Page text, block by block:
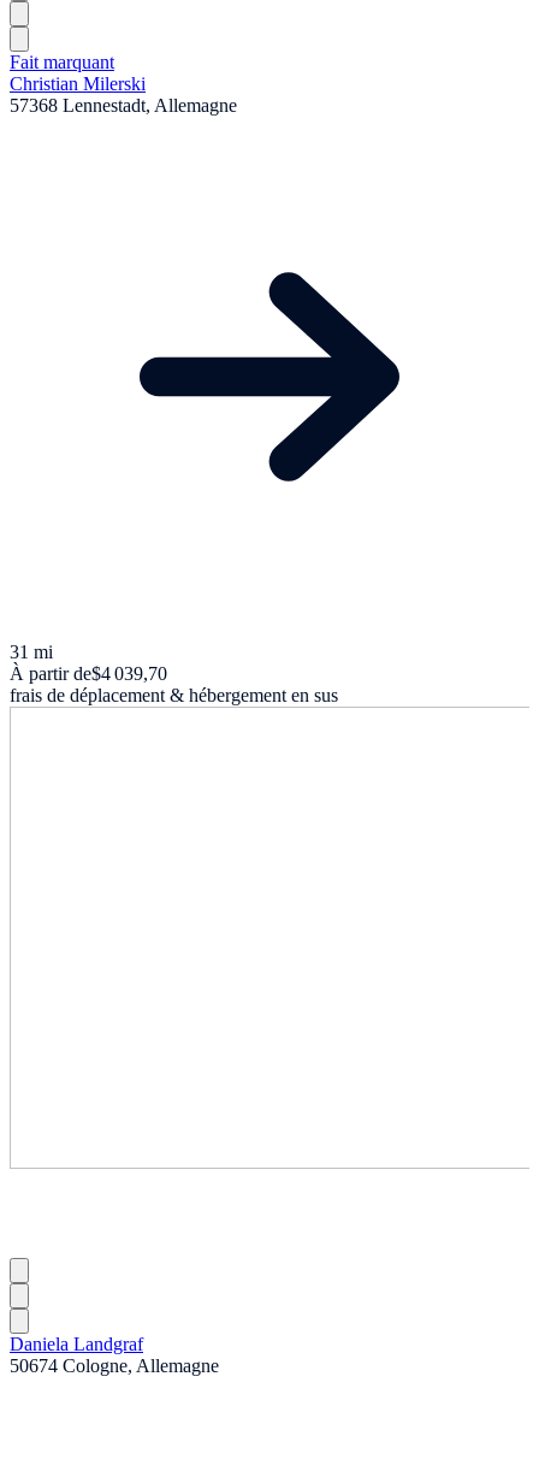
Fait marquant
Christian Milerski
57368 Lennestadt, Allemagne
31 mi
À partir de$4 039,70
frais de déplacement & hébergement en sus
Daniela Landgraf
50674 Cologne, Allemagne